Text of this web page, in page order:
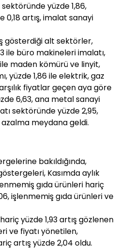
yüzde 1,86,
0,18 artış, imalat sanayi
gösterdiği alt sektörler,
ile büro makineleri imalatı,
maden kömürü ve linyit,
yüzde 1,86 ile elektrik, gaz
fiyatlar geçen aya göre
6,63, ana metal sanayi
sektöründe yüzde 2,95,
meydana geldi.
bakıldığında,
Kasımda aylık
gıda ürünleri hariç
işlenmemiş gıda ürünleri ve
yüzde 1,93 artış gözlenen
ve fiyatı yönetilen,
artış yüzde 2,04 oldu.